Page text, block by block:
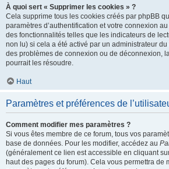
À quoi sert « Supprimer les cookies » ?
Cela supprime tous les cookies créés par phpBB
paramètres d’authentification et votre connexion
des fonctionnalités telles que les indicateurs de
non lu) si cela a été activé par un administrateur
des problèmes de connexion ou de déconnexion,
pourrait les résoudre.
Haut
Paramètres et préférences de
Comment modifier mes paramètres ?
Si vous êtes membre de ce forum, tous vos
base de données. Pour les modifier, accédez au
(généralement ce lien est accessible en cliquant
haut des pages du forum). Cela vous permettra de